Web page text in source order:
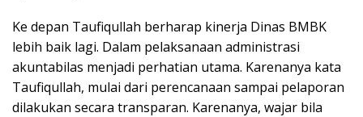
Ke depan Taufiqullah berharap kinerja Dinas BMBK
lebih baik lagi. Dalam pelaksanaan administrasi
akuntabilas menjadi perhatian utama. Karenanya kata
Taufiqullah, mulai dari perencanaan sampai pelaporan
dilakukan secara transparan. Karenanya, wajar bila